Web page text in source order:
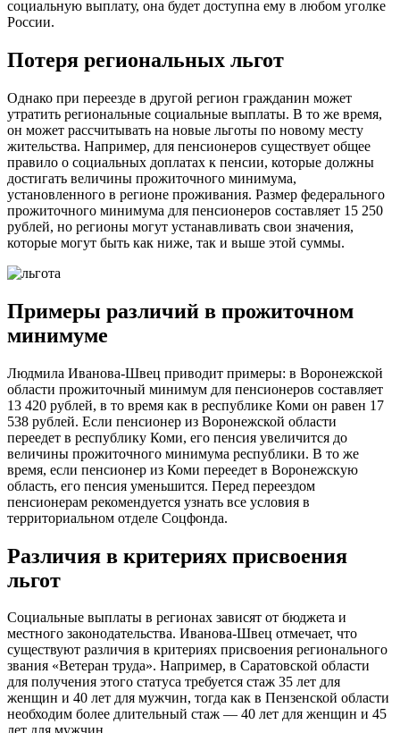
социальную выплату, она будет доступна ему в любом уголке
России.
Потеря региональных льгот
Однако при переезде в другой регион гражданин может
утратить региональные социальные выплаты. В то же время,
он может рассчитывать на новые льготы по новому месту
жительства. Например, для пенсионеров существует общее
правило о социальных доплатах к пенсии, которые должны
достигать величины прожиточного минимума,
установленного в регионе проживания. Размер федерального
прожиточного минимума для пенсионеров составляет 15 250
рублей, но регионы могут устанавливать свои значения,
которые могут быть как ниже, так и выше этой суммы.
Примеры различий в прожиточном
минимуме
Людмила Иванова-Швец приводит примеры: в Воронежской
области прожиточный минимум для пенсионеров составляет
13 420 рублей, в то время как в республике Коми он равен 17
538 рублей. Если пенсионер из Воронежской области
переедет в республику Коми, его пенсия увеличится до
величины прожиточного минимума республики. В то же
время, если пенсионер из Коми переедет в Воронежскую
область, его пенсия уменьшится. Перед переездом
пенсионерам рекомендуется узнать все условия в
территориальном отделе Соцфонда.
Различия в критериях присвоения
льгот
Социальные выплаты в регионах зависят от бюджета и
местного законодательства. Иванова-Швец отмечает, что
существуют различия в критериях присвоения регионального
звания «Ветеран труда». Например, в Саратовской области
для получения этого статуса требуется стаж 35 лет для
женщин и 40 лет для мужчин, тогда как в Пензенской области
необходим более длительный стаж — 40 лет для женщин и 45